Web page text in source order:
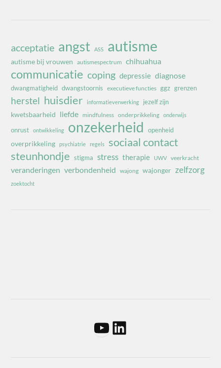
acceptatie angst ASS autisme
autisme bij vrouwen autismespectrum chihuahua
communicatie coping depressie diagnose
dwangmatigheid dwangstoornis executieve functies ggz grenzen
herstel huisdier informatieverwerking jezelf zijn
kwetsbaarheid liefde mindfulness onderprikkeling onderwijs
onrust ontwikkeling onzekerheid openheid
overprikkeling psychiatrie regels
sociaal contact
steunhondje stigma stress therapie UWV veerkracht
veranderingen verbondenheid wajong wajonger zelfzorg
zoektocht